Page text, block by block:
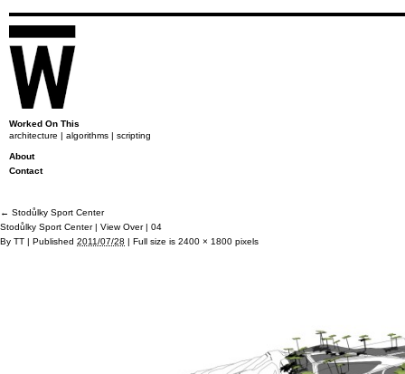
Worked On This
architecture | algorithms | scripting
About
Contact
← Stodůlky Sport Center
Stodůlky Sport Center | View Over | 04
By TT | Published 2011/07/28 | Full size is 2400 × 1800 pixels